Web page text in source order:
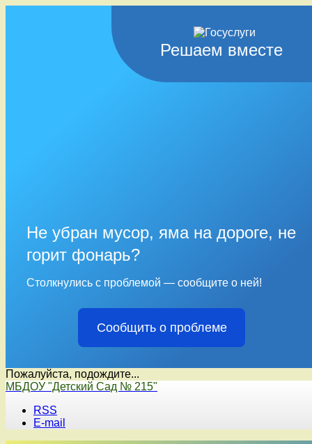
Решаем вместе
Не убран мусор, яма на дороге, не
горит фонарь?
Столкнулись с проблемой — сообщите о ней!
Сообщить о проблеме
Пожалуйста, подождите...
Перейти
содержимому
МБДОУ "Детский Сад № 215"
RSS
E-mail